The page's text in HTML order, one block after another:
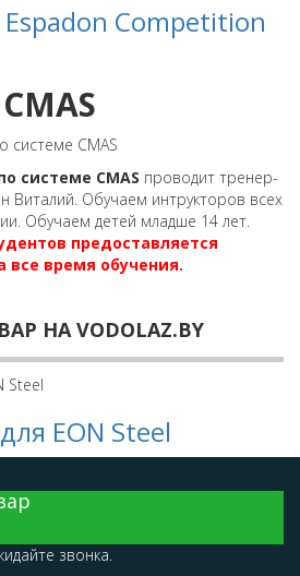
Competition
системе CMAS проводит тренер-
Виталий. Обучаем интрукторов всех
Обучаем детей младше 14 лет.
предоставляется
все время обучения.
НА VODOLAZ.BY
EON Steel
звонка.